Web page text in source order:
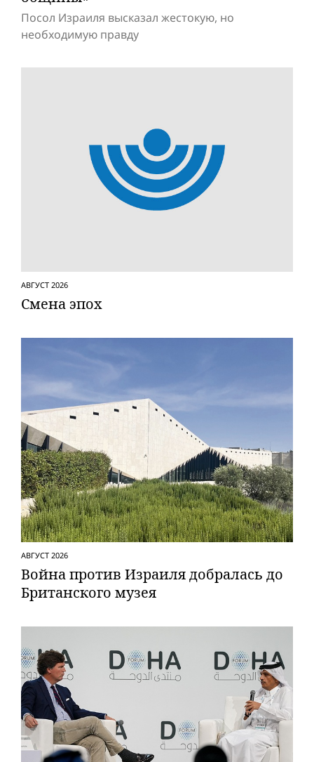
Посол Израиля высказал жестокую, но
необходимую правду
АВГУСТ 2026
Смена эпох
АВГУСТ 2026
Вой­на против Израиля добралась до
Британского музея